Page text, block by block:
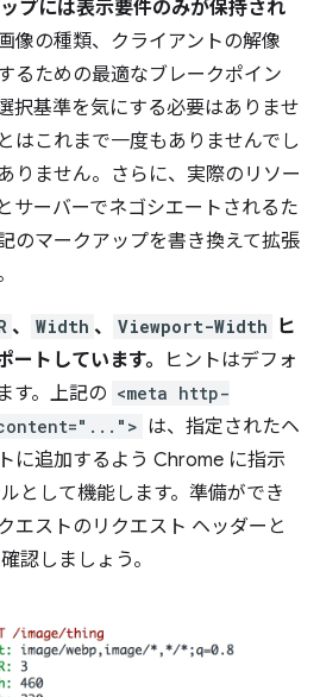
プには表示要件のみが保持され
像の種類、クライアントの解像
るための最適なブレークポイン
択基準を気にする必要はありませ
はこれまで一度もありませんでし
りません。さらに、実際のリソー
サーバーでネゴシエートされるた
のマークアップを書き換えて拡張
、 Width 、 Viewport-Width ヒ
ートしています。
ヒントはデフォ
す。上記の <meta http-
は、指定されたヘ
に追加するよう Chrome に指示
として機能します。準備ができ
エストのリクエスト ヘッダーと
認しましょう。